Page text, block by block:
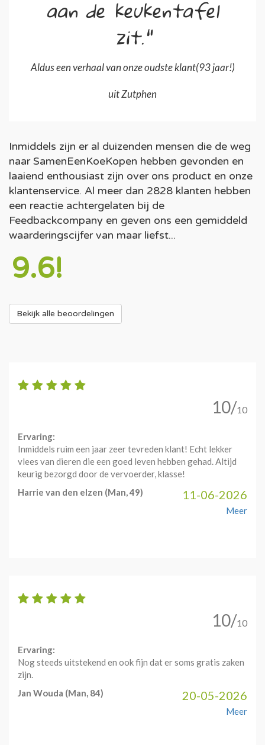
aan de keukentafel
zit."
Aldus een verhaal van onze oudste klant(93 jaar!)
uit Zutphen
Inmiddels zijn er al duizenden mensen die de weg
naar SamenEenKoeKopen hebben gevonden en
laaiend enthousiast zijn over ons product en onze
klantenservice. Al meer dan 2828 klanten hebben
een reactie achtergelaten bij de
Feedbackcompany en geven ons een gemiddeld
waarderingscijfer van maar liefst...
9.6!
Bekijk alle beoordelingen
10/10
Ervaring:
Inmiddels ruim een jaar zeer tevreden klant! Echt lekker
vlees van dieren die een goed leven hebben gehad. Altijd
keurig bezorgd door de vervoerder, klasse!
Harrie van den elzen (Man, 49) 11-06-2026
Meer
10/10
Ervaring:
Nog steeds uitstekend en ook fijn dat er soms gratis zaken
zijn.
Jan Wouda (Man, 84) 20-05-2026
Meer